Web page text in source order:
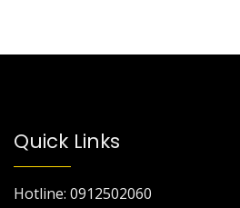
Quick Links
Hotline: 0912502060